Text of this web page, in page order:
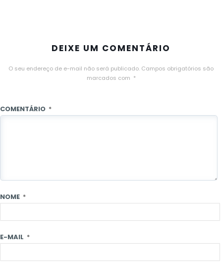
DEIXE UM COMENTÁRIO
O seu endereço de e-mail não será publicado. Campos obrigatórios são
marcados com *
COMENTÁRIO *
NOME *
E-MAIL *